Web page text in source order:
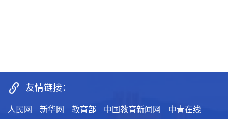
友情链接：
人民网 新华网 教育部 中国教育新闻网 中青在线